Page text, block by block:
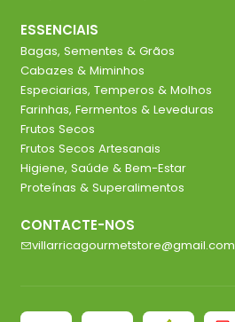
ESSENCIAIS
Bagas, Sementes & Grãos
Cabazes & Miminhos
Especiarias, Temperos & Molhos
Farinhas, Fermentos & Leveduras
Frutos Secos
Frutos Secos Artesanais
Higiene, Saúde & Bem-Estar
Proteínas & Superalimentos
CONTACTE-NOS
villarricagourmetstore@gmail.com